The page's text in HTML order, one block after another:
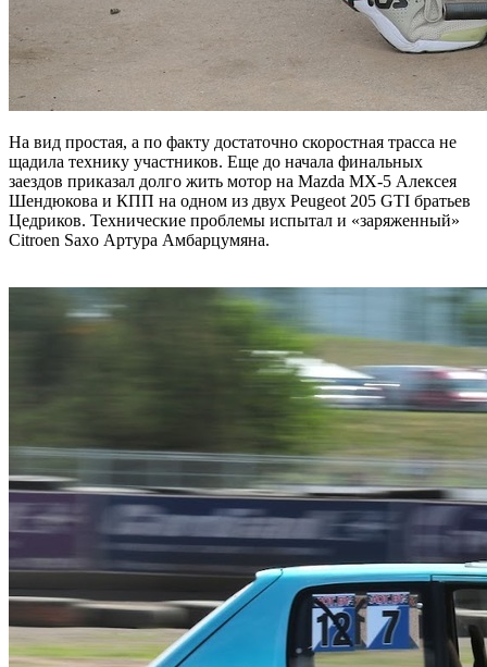
На вид простая, а по факту достаточно скоростная трасса не
щадила технику участников. Еще до начала финальных
заездов приказал долго жить мотор на Mazda MX-5 Алексея
Шендюкова и КПП на одном из двух Peugeot 205 GTI братьев
Цедриков. Технические проблемы испытал и «заряженный»
Citroen Saxo Артура Амбарцумяна.